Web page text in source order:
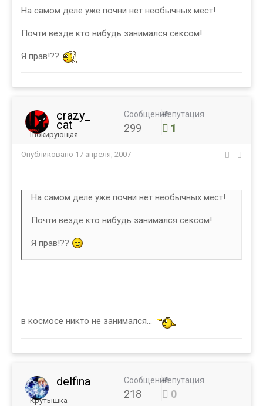
На самом деле уже почни нет необычных мест!
Почти везде кто нибудь занимался сексом!
Я прав!??
crazy_
cat
Шокирующая
Сообщений
299
Репутация
1
Опубликовано 17 апреля, 2007
На самом деле уже почни нет необычных мест!
Почти везде кто нибудь занимался сексом!
Я прав!??
в космосе никто не занимался...
delfina
Крутышка
Сообщений
218
Репутация
0